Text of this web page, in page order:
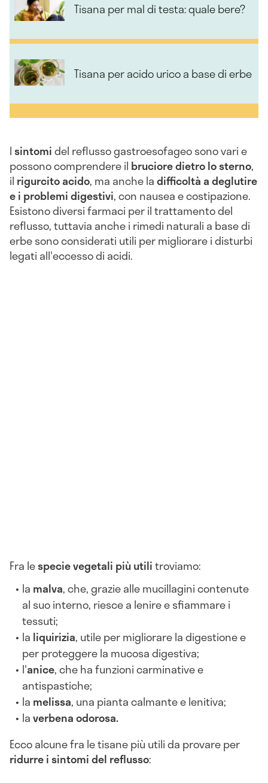
Tisana per mal di testa: quale bere?
Tisana per acido urico a base di erbe
Isintomidel reflusso gastroesofageo sono vari e
possono comprendere il bruciore dietro lo sterno,
il rigurcito acido, ma anche ladifficoltà a deglutire
e i problemi digestivi, con nausea e costipazione.
Esistono diversi farmaci per il trattamento del
reflusso, tuttavia anche i rimedi naturali a base di
erbe sono considerati utili per migliorare i disturbi
legati all'eccesso di acidi.
Fra lespecie vegetali più utilitroviamo:
la malva, che, grazie alle mucillagini contenute
al suo interno, riesce a lenire e sfiammare i
tessuti;
la liquirizia, utile per migliorare la digestione e
per proteggere la mucosa digestiva;
l'anice, che ha funzioni carminative e
antispastiche;
la melissa, una pianta calmante e lenitiva;
laverbena odorosa.
Ecco alcune fra le tisane più utili da provare per
ridurre i sintomi del reflusso: